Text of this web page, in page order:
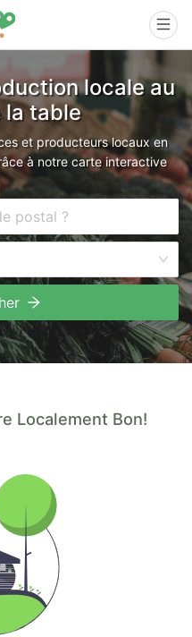
locale au
table
et producteurs locaux en
à notre carte interactive
Localement Bon!